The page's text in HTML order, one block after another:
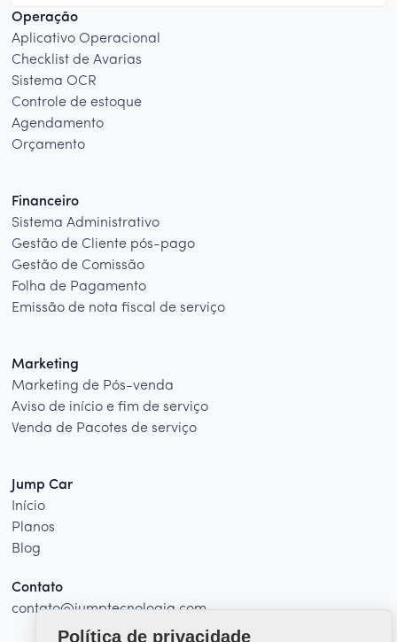
Operação
Aplicativo Operacional
Checklist de Avarias
Sistema OCR
Controle de estoque
Agendamento
Orçamento
Financeiro
Sistema Administrativo
Gestão de Cliente pós-pago
Gestão de Comissão
Folha de Pagamento
Emissão de nota fiscal de serviço
Marketing
Marketing de Pós-venda
Aviso de início e fim de serviço
Venda de Pacotes de serviço
Jump Car
Início
Planos
Blog
Contato
contato@jumptecnologia.com
Política de privacidade